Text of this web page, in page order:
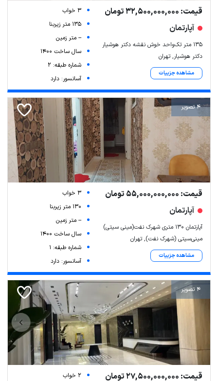
قیمت: 32,500,000,000 تومان
آپارتمان
۱۳۵ متر تک‌واحد خوش نقشه دکتر هوشیار
دکتر هوشیار, تهران
مشاهده جزییات
3 خواب
135 متر زیربنا
-- متر زمین
سال ساخت 1400
شماره طبقه: 2
آسانسور: دارد
4 تصویر
قیمت: 55,000,000,000 تومان
آپارتمان
آپارتمان ۱۳۰ متری شهرک نفت(مینی سیتی)
مینی‌سیتی (شهرک نفت), تهران
مشاهده جزییات
3 خواب
130 متر زیربنا
-- متر زمین
سال ساخت 1400
شماره طبقه: 1
آسانسور: دارد
4 تصویر
قیمت: 27,500,000,000 تومان
2 خواب